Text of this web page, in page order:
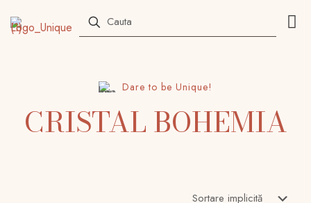
Dare to be Unique!
CRISTAL BOHEMIA